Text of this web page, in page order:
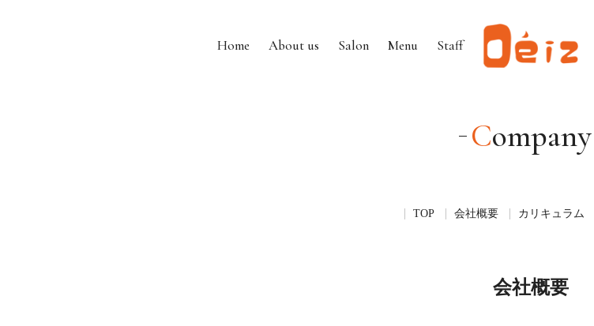
Home About us Salon Menu Staff
Company
TOP 会社概要 カリキュラム
会社概要